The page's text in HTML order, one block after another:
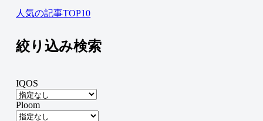
人気の記事TOP10
絞り込み検索
IQOS
Ploom